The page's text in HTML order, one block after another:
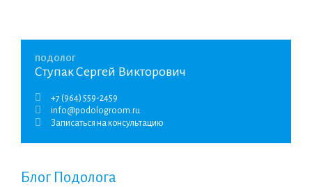
ПОДОЛОГ
Ступак Сергей Викторович
+7 (964) 559-2459
info@podologroom.ru
Записаться на консультацию
Блог Подолога